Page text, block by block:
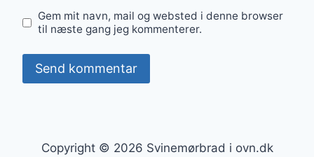
Gem mit navn, mail og websted i denne browser
til næste gang jeg kommenterer.
Copyright © 2026 Svinemørbrad i ovn.dk